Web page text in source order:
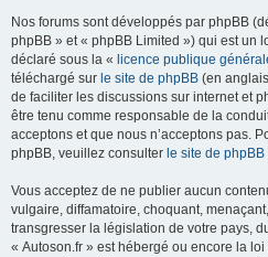
Nos forums sont développés par phpBB
phpBB » et « phpBB Limited ») qui est un
déclaré sous la « licence publique
téléchargé sur le site de phpBB (en
de faciliter les discussions sur internet et
être tenu comme responsable de la
acceptons et que nous n’acceptons pas.
phpBB, veuillez consulter le site de phpBB
Vous acceptez de ne publier aucun
vulgaire, diffamatoire, choquant,
transgresser la législation de votre pays,
« Autoson.fr » est hébergé ou encore la